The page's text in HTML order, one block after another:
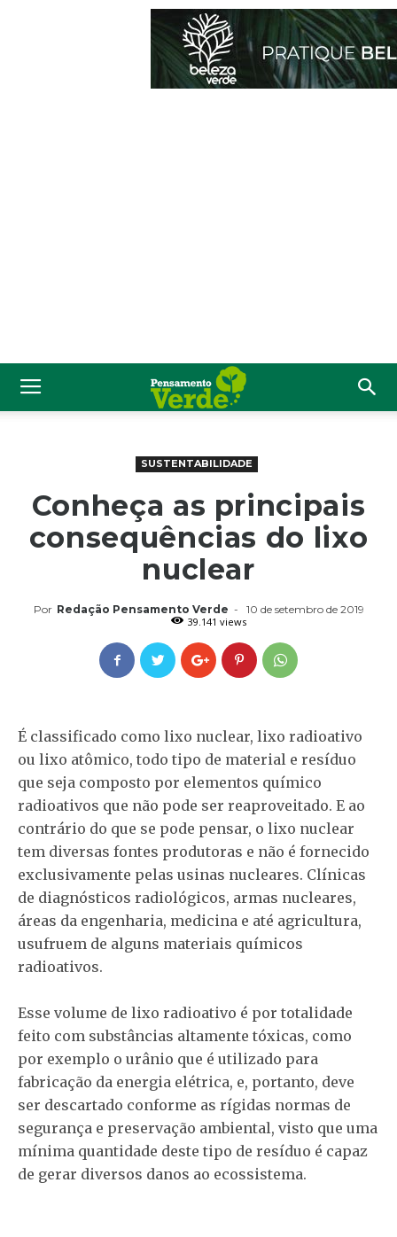
SUSTENTABILIDADE
Conheça as principais
consequências do lixo
nuclear
Por Redação Pensamento Verde -
10 de setembro de 2019
39.141 views
É classificado como lixo nuclear, lixo radioativo
ou lixo atômico, todo tipo de material e resíduo
que seja composto por elementos químico
radioativos que não pode ser reaproveitado. E ao
contrário do que se pode pensar, o lixo nuclear
tem diversas fontes produtoras e não é fornecido
exclusivamente pelas usinas nucleares. Clínicas
de diagnósticos radiológicos, armas nucleares,
áreas da engenharia, medicina e até agricultura,
usufruem de alguns materiais químicos
radioativos.
Esse volume de lixo radioativo é por totalidade
feito com substâncias altamente tóxicas, como
por exemplo o urânio que é utilizado para
fabricação da energia elétrica, e, portanto, deve
ser descartado conforme as rígidas normas de
segurança e preservação ambiental, visto que uma
mínima quantidade deste tipo de resíduo é capaz
de gerar diversos danos ao ecossistema.